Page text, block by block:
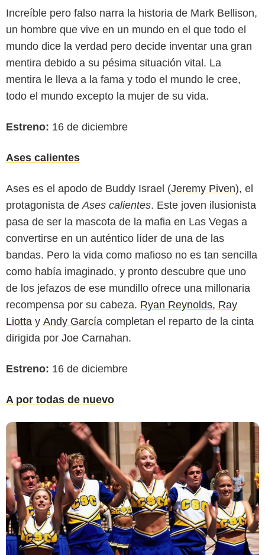
Increíble pero falso narra la historia de Mark Bellison,
un hombre que vive en un mundo en el que todo el
mundo dice la verdad pero decide inventar una gran
mentira debido a su pésima situación vital. La
mentira le lleva a la fama y todo el mundo le cree,
todo el mundo excepto la mujer de su vida.
Estreno: 16 de diciembre
Ases calientes
Ases es el apodo de Buddy Israel (Jeremy Piven), el
protagonista deAses calientes. Este joven ilusionista
pasa de ser la mascota de la mafia en Las Vegas a
convertirse en un auténtico líder de una de las
bandas. Pero la vida como mafioso no es tan sencilla
como había imaginado, y pronto descubre que uno
de los jefazos de ese mundillo ofrece una millonaria
recompensa por su cabeza. Ryan Reynolds, Ray
Liotta y Andy García completan el reparto de la cinta
dirigida por Joe Carnahan.
Estreno: 16 de diciembre
A por todas de nuevo